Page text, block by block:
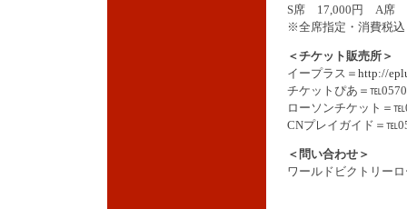
S席 17,000円 A席
※全席指定・消費税込
＜チケット販売所＞
イープラス＝ http://
チケットぴあ＝
ローソンチケット＝
CNプレイガイド＝
＜問い合わせ＞
ワールドビクトリー